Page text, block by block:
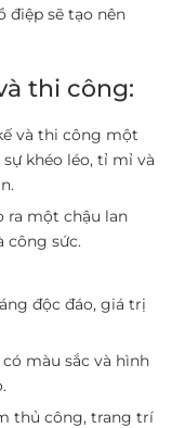
điệp sẽ tạo nên
thi công:
và thi công một
khéo léo, tỉ mỉ và
ra một chậu lan
công sức.
độc đáo, giá trị
màu sắc và hình
thủ công, trang trí